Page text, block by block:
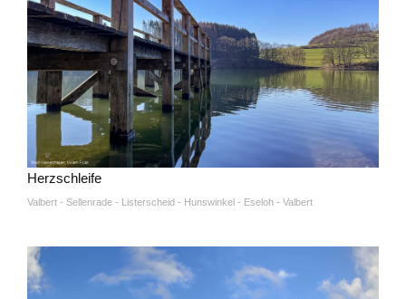
Herzschleife
Valbert - Sellenrade - Listerscheid - Hunswinkel - Eseloh - Valbert